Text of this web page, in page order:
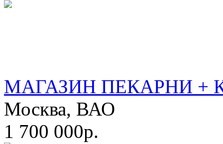
МАГАЗИН ПЕКАРНИ +
Москва, ВАО
1 700 000р.